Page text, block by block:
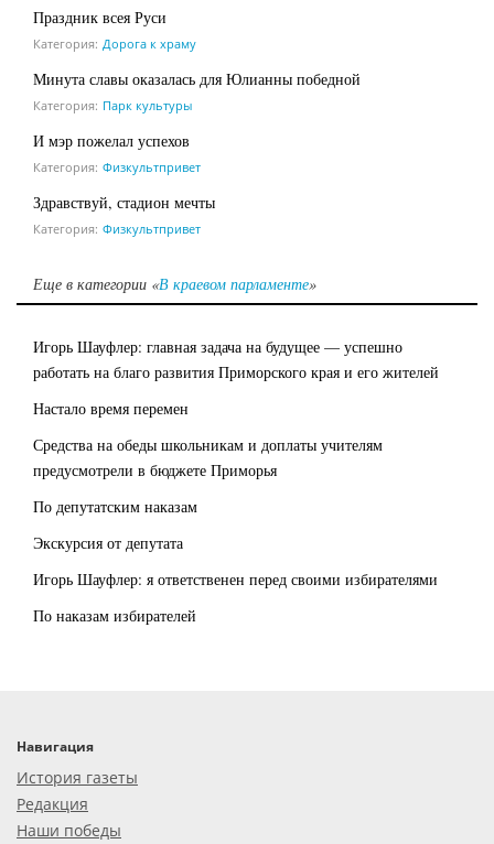
Праздник всея Руси
Категория: Дорога к храму
Минута славы оказалась для Юлианны победной
Категория: Парк культуры
И мэр пожелал успехов
Категория: Физкультпривет
Здравствуй, стадион мечты
Категория: Физкультпривет
Еще в категории «В краевом парламенте»
Игорь Шауфлер: главная задача на будущее — успешно
работать на благо развития Приморского края и его жителей
Настало время перемен
Средства на обеды школьникам и доплаты учителям
предусмотрели в бюджете Приморья
По депутатским наказам
Экскурсия от депутата
Игорь Шауфлер: я ответственен перед своими избирателями
По наказам избирателей
Навигация
История газеты
Редакция
Наши победы